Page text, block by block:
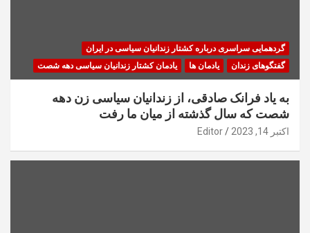
گردهمایی سراسری درباره کشتار زندانیان سیاسی در ایران
گفتگوهای زندان
یادمان ها یادمان کشتار زندانیان سیاسی دهه شصت
به یاد فرانک صادقی، از زندانیان سیاسی زن دهه
شصت که سال گذشته از میان ما رفت
اکتبر 14, 2023 Editor